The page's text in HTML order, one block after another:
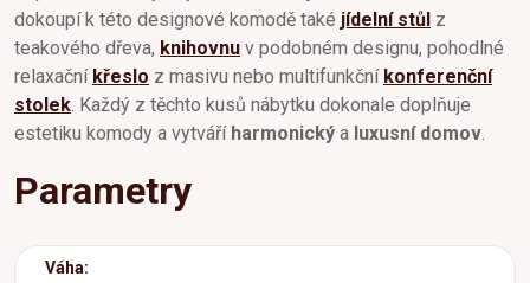
dokoupí k této designové komodě také jídelní stůl z
teakového dřeva, knihovnu v podobném designu, pohodlné
relaxační křeslo z masivu nebo multifunkční konferenční
stolek . Každý z těchto kusů nábytku dokonale doplňuje
estetiku komody a vytváří harmonický a luxusní domov
Parametry
Váha: